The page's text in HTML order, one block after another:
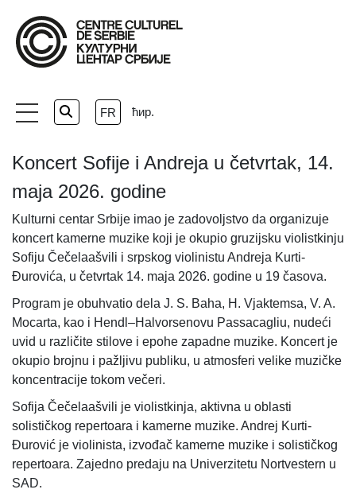
Skip
FR ћир.
Koncert Sofije i Andreja u četvrtak, 14.
maja 2026. godine
Kulturni centar Srbije imao je zadovoljstvo da organizuje
koncert kamerne muzike koji je okupio gruzijsku violistkinju
Sofiju Čečelaašvili i srpskog violinistu Andreja Kurti-
Đurovića, u četvrtak 14. maja 2026. godine u 19 časova.
Program je obuhvatio dela J. S. Baha, H. Vjaktemsa, V. A.
Mocarta, kao i Hendl–Halvorsenovu Passacagliu, nudeći
uvid u različite stilove i epohe zapadne muzike. Koncert je
okupio brojnu i pažljivu publiku, u atmosferi velike muzičke
koncentracije tokom večeri.
Sofija Čečelaašvili je violistkinja, aktivna u oblasti
solističkog repertoara i kamerne muzike. Andrej Kurti-
Đurović je violinista, izvođač kamerne muzike i solističkog
repertoara. Zajedno predaju na Univerzitetu Nortvestern u
SAD.